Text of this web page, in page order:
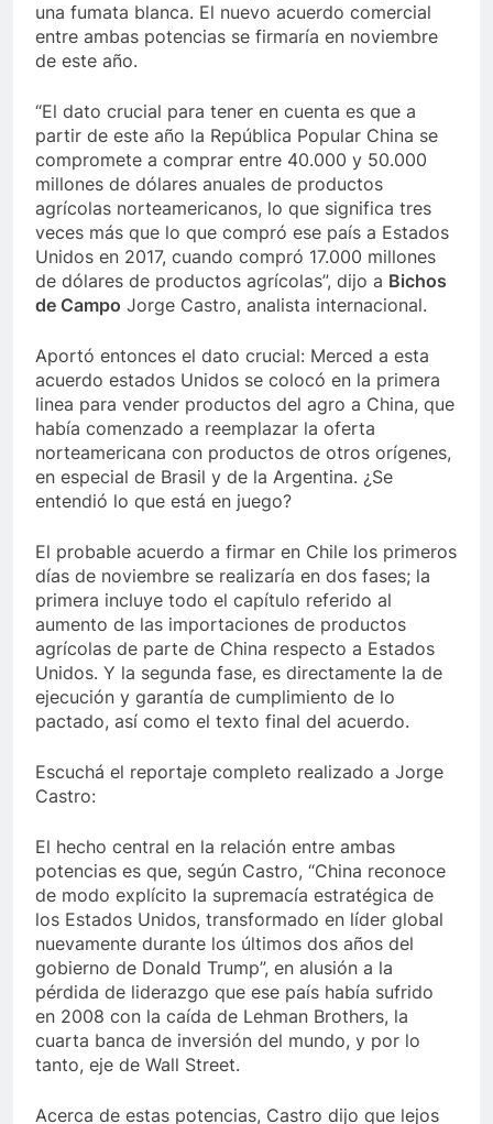
una fumata blanca. El nuevo acuerdo comercial
entre ambas potencias se firmaría en noviembre
de este año.
“El dato crucial para tener en cuenta es que a
partir de este año la República Popular China se
compromete a comprar entre 40.000 y 50.000
millones de dólares anuales de productos
agrícolas norteamericanos, lo que significa tres
veces más que lo que compró ese país a Estados
Unidos en 2017, cuando compró 17.000 millones
de dólares de productos agrícolas”, dijo a Bichos
de Campo Jorge Castro, analista internacional.
Aportó entonces el dato crucial: Merced a esta
acuerdo estados Unidos se colocó en la primera
linea para vender productos del agro a China, que
había comenzado a reemplazar la oferta
norteamericana con productos de otros orígenes,
en especial de Brasil y de la Argentina. ¿Se
entendió lo que está en juego?
El probable acuerdo a firmar en Chile los primeros
días de noviembre se realizaría en dos fases; la
primera incluye todo el capítulo referido al
aumento de las importaciones de productos
agrícolas de parte de China respecto a Estados
Unidos. Y la segunda fase, es directamente la de
ejecución y garantía de cumplimiento de lo
pactado, así como el texto final del acuerdo.
Escuchá el reportaje completo realizado a Jorge
Castro:
El hecho central en la relación entre ambas
potencias es que, según Castro, “China reconoce
de modo explícito la supremacía estratégica de
los Estados Unidos, transformado en líder global
nuevamente durante los últimos dos años del
gobierno de Donald Trump”, en alusión a la
pérdida de liderazgo que ese país había sufrido
en 2008 con la caída de Lehman Brothers, la
cuarta banca de inversión del mundo, y por lo
tanto, eje de Wall Street.
Acerca de estas potencias, Castro dijo que lejos